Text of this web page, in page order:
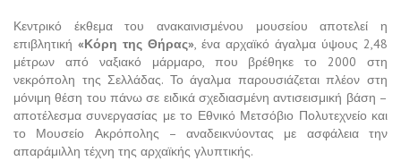
Κεντρικό έκθεμα του ανακαινισμένου μουσείου αποτελεί η
επιβλητική «Κόρη της Θήρας», ένα αρχαϊκό άγαλμα ύψους 2,48
μέτρων από ναξιακό μάρμαρο, που βρέθηκε το 2000 στη
νεκρόπολη της Σελλάδας. Το άγαλμα παρουσιάζεται πλέον στη
μόνιμη θέση του πάνω σε ειδικά σχεδιασμένη αντισεισμική βάση –
αποτέλεσμα συνεργασίας με το Εθνικό Μετσόβιο Πολυτεχνείο και
το Μουσείο Ακρόπολης – αναδεικνύοντας με ασφάλεια την
απαράμιλλη τέχνη της αρχαϊκής γλυπτικής.